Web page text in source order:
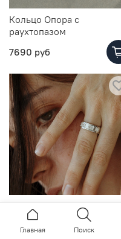
Кольцо Опора с
раухтопазом
7690 руб
Кольцо Земля / Earth
8690 руб
Главная Поиск